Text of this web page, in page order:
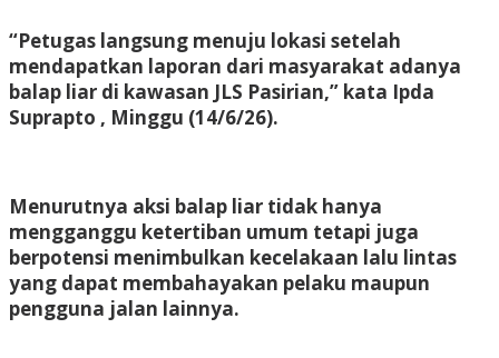
“Petugas langsung menuju lokasi setelah
mendapatkan laporan dari masyarakat adanya
balap liar di kawasan JLS Pasirian,” kata Ipda
Suprapto , Minggu (14/6/26).
Menurutnya aksi balap liar tidak hanya
mengganggu ketertiban umum tetapi juga
berpotensi menimbulkan kecelakaan lalu lintas
yang dapat membahayakan pelaku maupun
pengguna jalan lainnya.